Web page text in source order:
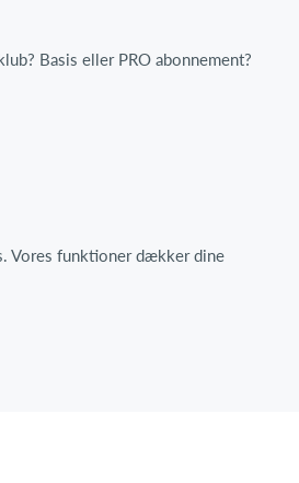
Basis eller PRO abonnement?
Vores funktioner dækker dine